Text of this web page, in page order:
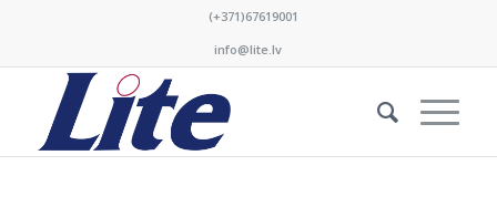
(+371)67619001
info@lite.lv